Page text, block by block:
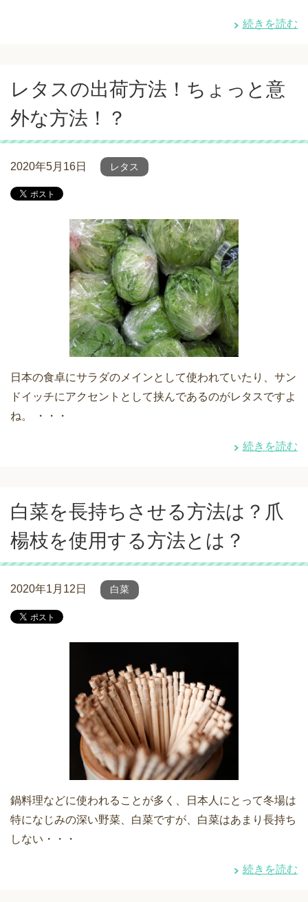
続きを読む
レタスの出荷方法！ちょっと意
外な方法！？
2020年5月16日 レタス
日本の食卓にサラダのメインとして使われていたり、サン
ドイッチにアクセントとして挟んであるのがレタスですよ
ね。 ・・・
続きを読む
白菜を長持ちさせる方法は？爪
楊枝を使用する方法とは？
2020年1月12日 白菜
鍋料理などに使われることが多く、日本人にとって冬場は
特になじみの深い野菜、白菜ですが、白菜はあまり長持ち
しない・・・
続きを読む